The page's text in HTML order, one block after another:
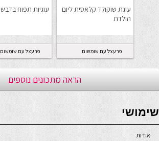
עוגת שוקולד קלאסית ליום
הולדת
פרעצל עם שומשום
עוגיות תפוח בדבש
פרעצל עם שומשום
הראה מתכונים נוספים
seriöse online casinos österreich
שימושי
אודות